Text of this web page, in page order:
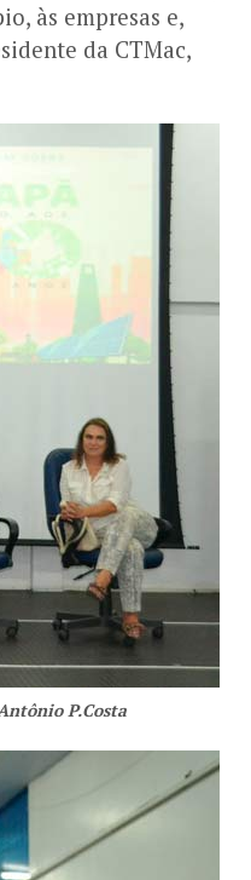
às empresas e,
da CTMac,
P.Costa